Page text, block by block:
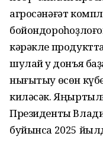
агросәнәғәт
кәрәкле
шулай уҡ донъя
нығытыу өсөн
киләсәк.
Президенты
буйынса 2025